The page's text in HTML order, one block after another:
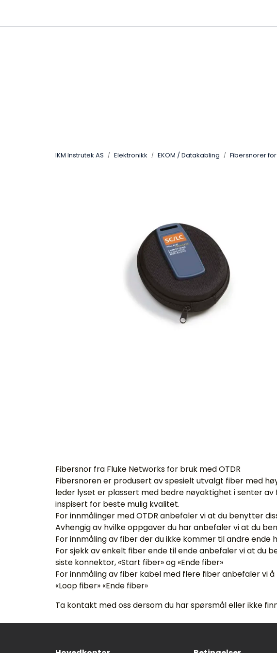
IKM Instrutek AS Elektronikk EKOM / Datakabling Fibersnorer
Fibersnor fra Fluke Networks for bruk med OTDR
Fibersnoren er produsert av spesielt utvalgt fiber med
leder lyset er plassert med bedre nøyaktighet i senter
inspisert for beste mulig kvalitet.
For innmålinger med OTDR anbefaler vi at du benytter
Avhengig av hvilke oppgaver du har anbefaler vi at du
For innmåling av fiber der du ikke kommer til andre ende
For sjekk av enkelt fiber ende til ende anbefaler vi at du
siste konnektor, «Start fiber» og «Ende fiber»
For innmåling av fiber kabel med flere fiber anbefaler
«Loop fiber» «Ende fiber»
Ta kontakt med oss dersom du har spørsmål eller ikke